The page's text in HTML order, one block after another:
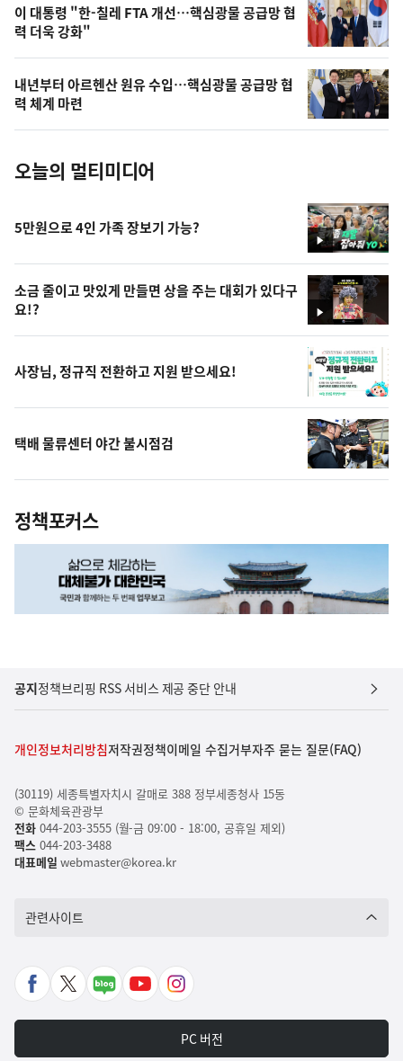
오
늘
의
사
진
이 대통령 "한-칠레 FTA 개선…핵심광물 공급망 협
력 더욱 강화"
내년부터 아르헨산 원유 수입…핵심광물 공급망 협
력 체계 마련
오늘의 멀티미디어
영
상
5만원으로 4인 가족 장보기 가능?
영
상
소금 줄이고 맛있게 만들면 상을 주는 대회가 있다구
요!?
사장님, 정규직 전환하고 지원 받으세요!
택배 물류센터 야간 불시점검
정책포커스
공지정책브리핑 RSS 서비스 제공 중단 안내
개인정보처리방침저작권정책이메일 수집거부자주 묻는 질문(FAQ)
(30119) 세종특별자치시 갈매로 388 정부세종청사 15동
© 문화체육관광부
전화044-203-3555 (월-금 09:00 - 18:00, 공휴일 제외)
팩스 044-203-3488
대표메일 webmaster@korea.kr
관련사이트
페
X
네
유
인
타
그
PC 버전